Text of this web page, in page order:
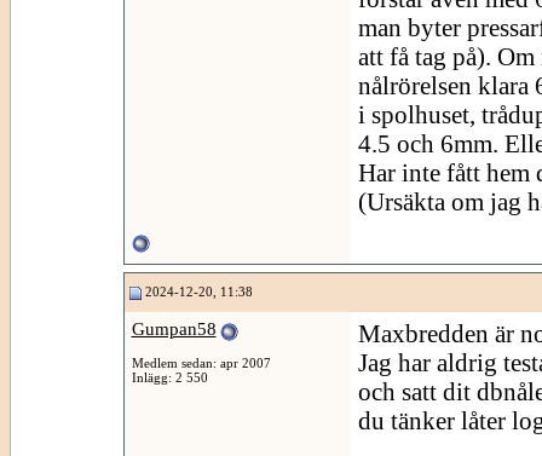
man byter
att få tag på).
nålrörelsen klara
i spolhuset,
4.5 och 6mm.
Har inte fått hem
(Ursäkta om jag
2024-12-20, 11:38
Gumpan58
Medlem sedan: apr 2007
Inlägg: 2 550
Maxbredden är
Jag har aldrig
och satt dit
du tänker låter